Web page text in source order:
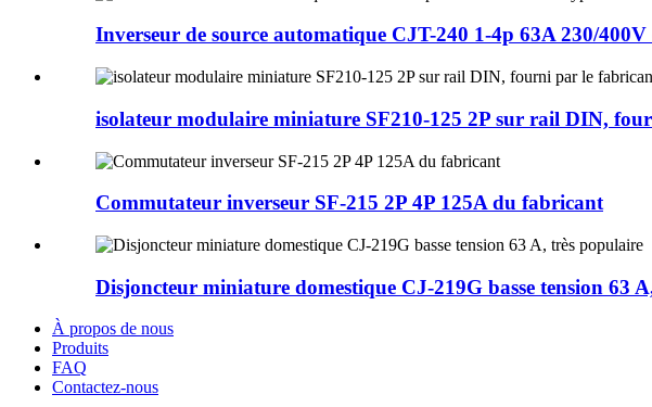
Inverseur de source automatique CJT-240 1-4p 63A 230/
isolateur modulaire miniature SF210-125 2P sur rail DIN,
Commutateur inverseur SF-215 2P 4P 125A du fabricant
Disjoncteur miniature domestique CJ-219G basse tension 63
À propos de nous
Produits
FAQ
Contactez-nous